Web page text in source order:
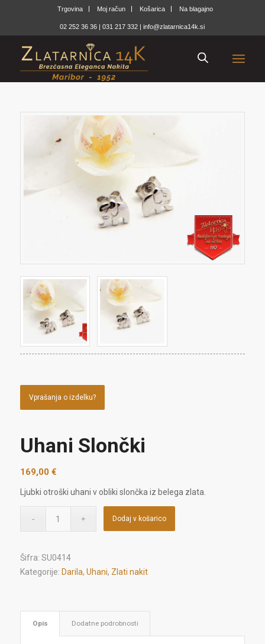
Trgovina Moj račun Košarica Na blagajno
02 252 36 36 |031 217 332 |info@zlatarnica14k.si
Vprašanja o izdelku?
Uhani Slončki
169,00 €
Ljubki otroški uhani v obliki slončka iz belega zlata.
Dodaj v košarico
Šifra: SU0414
Kategorije: Darila, Uhani, Zlati nakit
Opis Dodatne podrobnosti